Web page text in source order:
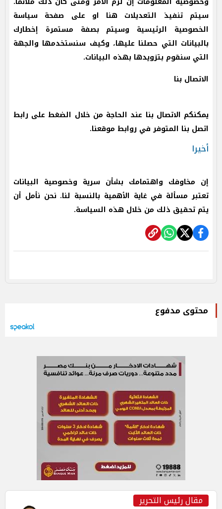
سيتم تنفيذ التعديلات هنا او على صفحة سياسة
الخصوصية الرئيسية وسيتم بصفة مستمرة إخطارك
بالبيانات التي حصلنا عليها، وكيف سنستخدمها والجهة
التي سنقوم بتزويدها بهذه البيانات.
الاتصال بنا
يمكنكم الاتصال بنا عند الحاجة من خلال الضغط على رابط
اتصل بنا المتوفر في روابط موقعنا.
أخيرا
إن مخاوفك واهتمامك بشأن سرية وخصوصية البيانات
تعتبر مسألة في غاية الأهمية بالنسبة لنا. نحن نأمل أن
يتم تحقيق ذلك من خلال هذه السياسة.
محتوى مدفوع
مقال رئيس التحرير